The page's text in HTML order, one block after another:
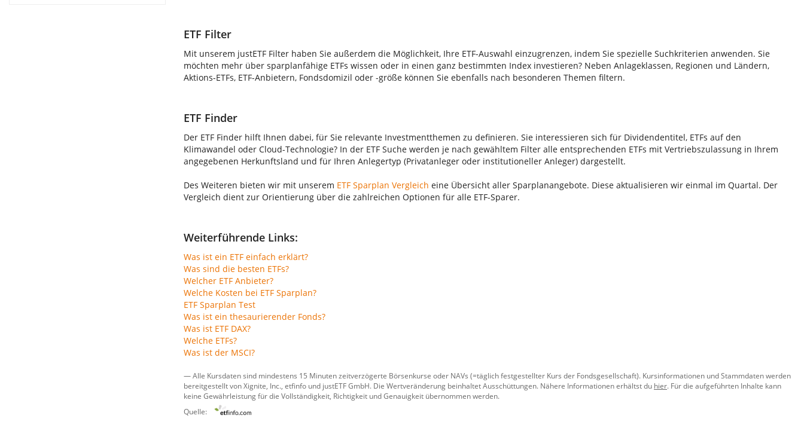
ETF Filter
Mit unserem justETF Filter haben Sie außerdem die Möglichkeit, Ihre ETF-Auswahl einzugrenzen, indem Sie spezielle Suchkriterien anwenden. Sie
möchten mehr über sparplanfähige ETFs wissen oder in einen ganz bestimmten Index investieren? Neben Anlageklassen, Regionen und Ländern,
Aktions-ETFs, ETF-Anbietern, Fondsdomizil oder -größe können Sie ebenfalls nach besonderen Themen filtern.
ETF Finder
Der ETF Finder hilft Ihnen dabei, für Sie relevante Investmentthemen zu definieren. Sie interessieren sich für Dividendentitel, ETFs auf den
Klimawandel oder Cloud-Technologie? In der ETF Suche werden je nach gewähltem Filter alle entsprechenden ETFs mit Vertriebszulassung in Ihrem
angegebenen Herkunftsland und für Ihren Anlegertyp (Privatanleger oder institutioneller Anleger) dargestellt.
Des Weiteren bieten wir mit unserem ETF Sparplan Vergleich eine Übersicht aller Sparplanangebote. Diese aktualisieren wir einmal im Quartal. Der
Vergleich dient zur Orientierung über die zahlreichen Optionen für alle ETF-Sparer.
Weiterführende Links:
Was ist ein ETF einfach erklärt?
Was sind die besten ETFs?
Welcher ETF Anbieter?
Welche Kosten bei ETF Sparplan?
ETF Sparplan Test
Was ist ein thesaurierender Fonds?
Was ist ETF DAX?
Welche ETFs?
Was ist der MSCI?
— Alle Kursdaten sind mindestens 15 Minuten zeitverzögerte Börsenkurse oder NAVs (=täglich festgestellter Kurs der Fondsgesellschaft). Kursinformationen und Stammdaten werden
bereitgestellt vonXignite, Inc. etfinfo und justETF GmbH. Die Wertveränderung beinhaltet Ausschüttungen. Nähere Informationen erhältst du hier. Für die aufgeführten Inhalte kann
keine Gewährleistung für die Vollständigkeit, Richtigkeit und Genauigkeit übernommen werden.
Quelle: